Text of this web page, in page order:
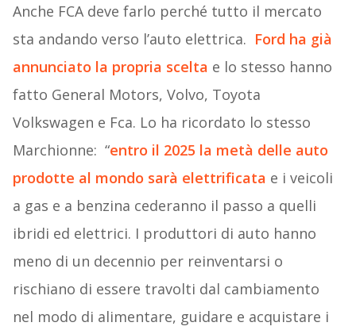
Anche FCA deve farlo perché tutto il mercato
sta andando verso l’auto elettrica. Ford ha già
annunciato la propria scelta e lo stesso hanno
fatto General Motors, Volvo, Toyota
Volkswagen e Fca. Lo ha ricordato lo stesso
Marchionne: “entro il 2025 la metà delle auto
prodotte al mondo sarà elettrificata e i veicoli
a gas e a benzina cederanno il passo a quelli
ibridi ed elettrici. I produttori di auto hanno
meno di un decennio per reinventarsi o
rischiano di essere travolti dal cambiamento
nel modo di alimentare, guidare e acquistare i